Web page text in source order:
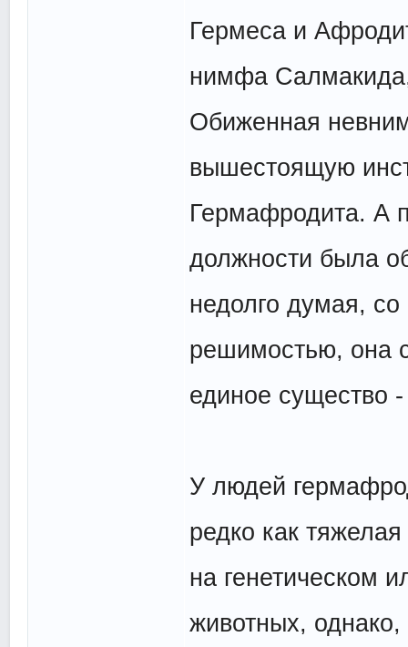
Гермеса и
нимфа
Обиженная
вышестоящую
Гермафродита. А
должности была
недолго думая, со
решимостью, она
единое существо
У людей
редко как
на генетическом
животных,